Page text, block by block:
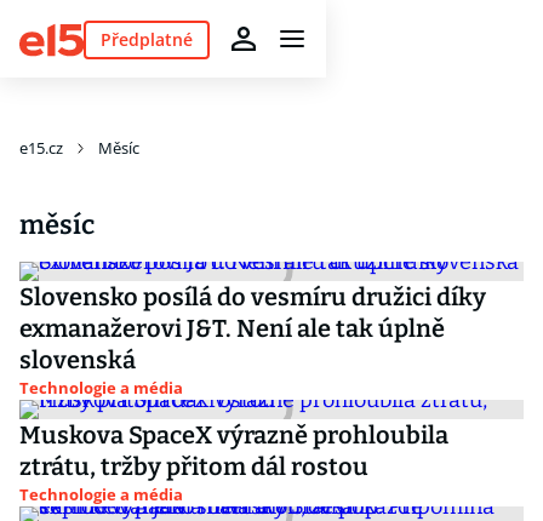
Předplatné
e15.cz Měsíc
měsíc
Slovensko posílá do vesmíru družici díky
exmanažerovi J&T. Není ale tak úplně
slovenská
Technologie a média
Muskova SpaceX výrazně prohloubila
ztrátu, tržby přitom dál rostou
Technologie a média